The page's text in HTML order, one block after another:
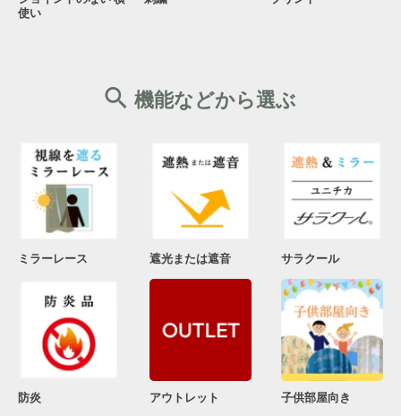
使い
機能などから選ぶ
ミラーレース 遮光または遮音 サラクール
防炎 アウトレット 子供部屋向き